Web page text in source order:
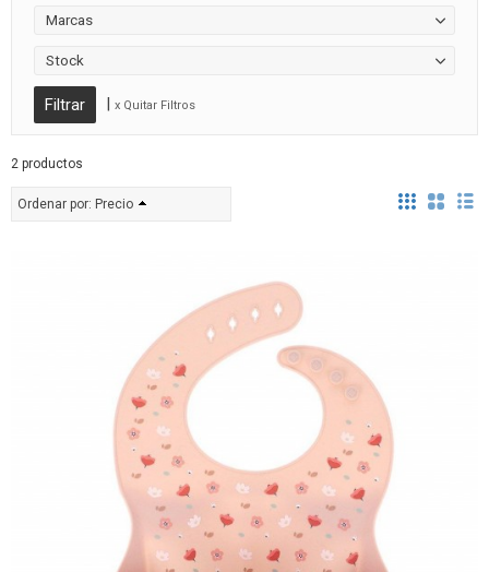
Marcas
Stock
| x Quitar Filtros
2 productos
Ordenar por: Precio